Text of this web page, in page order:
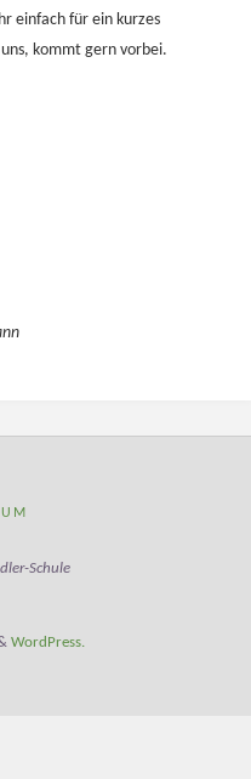
einfach für ein kurzes
kommt gern vorbei.
Schule
WordPress.